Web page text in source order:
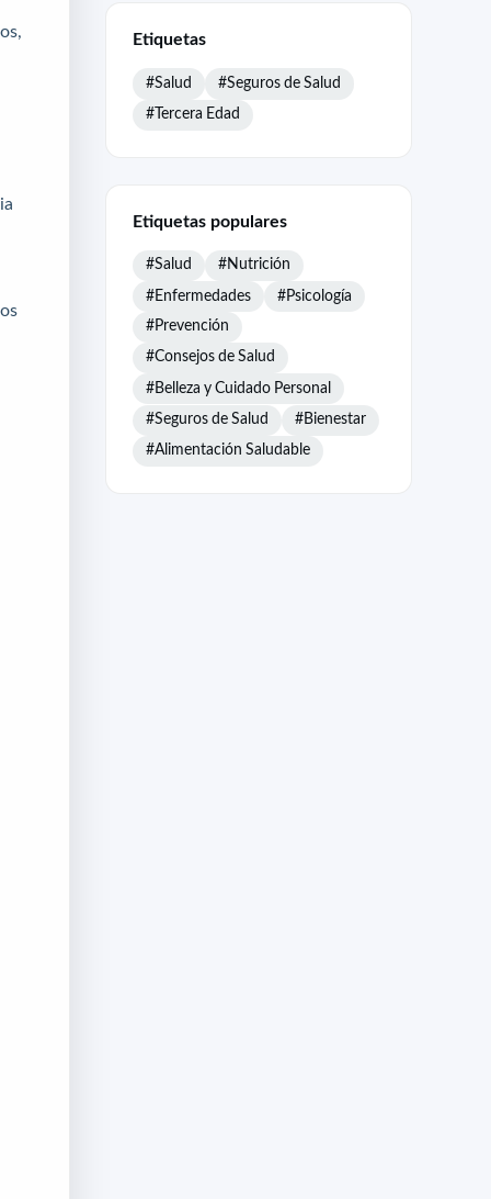
Etiquetas
#Salud #Seguros de Salud
#Tercera Edad
Etiquetas populares
#Salud #Nutrición
#Enfermedades #Psicología
#Prevención
#Consejos de Salud
#Belleza y Cuidado Personal
#Seguros de Salud #Bienestar
#Alimentación Saludable